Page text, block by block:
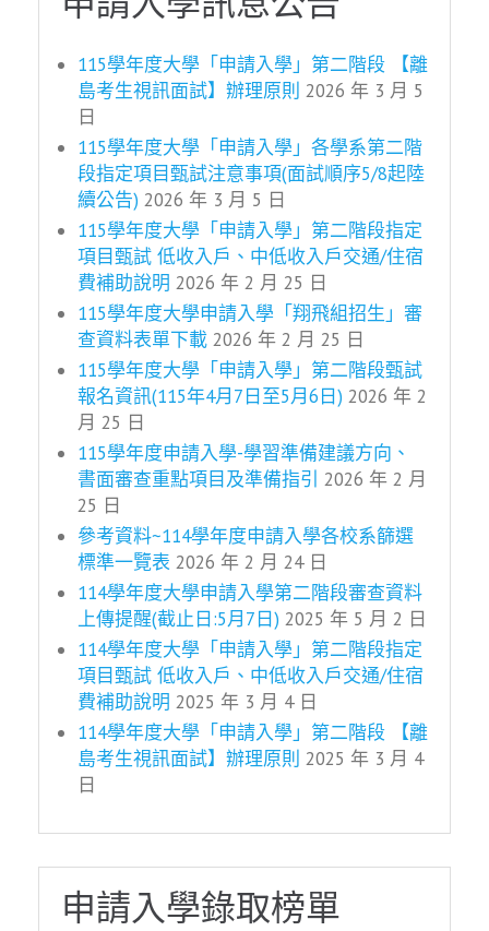
115學年度大學「申請入學」第二階段 【離
島考生視訊面試】辦理原則 2026 年 3 月 5
日
115學年度大學「申請入學」各學系第二階
段指定項目甄試注意事項(面試順序5/8起陸
續公告) 2026 年 3 月 5 日
115學年度大學「申請入學」第二階段指定
項目甄試 低收入戶、中低收入戶交通/住宿
費補助說明 2026 年 2 月 25 日
115學年度大學申請入學「翔飛組招生」審
查資料表單下載 2026 年 2 月 25 日
115學年度大學「申請入學」第二階段甄試
報名資訊(115年4月7日至5月6日) 2026 年 2
月 25 日
115學年度申請入學-學習準備建議方向、
書面審查重點項目及準備指引 2026 年 2 月
25 日
參考資料~114學年度申請入學各校系篩選
標準一覽表 2026 年 2 月 24 日
114學年度大學申請入學第二階段審查資料
上傳提醒(截止日:5月7日) 2025 年 5 月 2 日
114學年度大學「申請入學」第二階段指定
項目甄試 低收入戶、中低收入戶交通/住宿
費補助說明 2025 年 3 月 4 日
114學年度大學「申請入學」第二階段 【離
島考生視訊面試】辦理原則 2025 年 3 月 4
日
申請入學錄取榜單